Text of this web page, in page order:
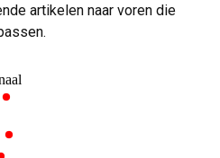
artikelen naar voren die